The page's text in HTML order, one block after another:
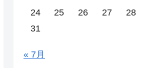
24
25 26 27 28
31
« 7月